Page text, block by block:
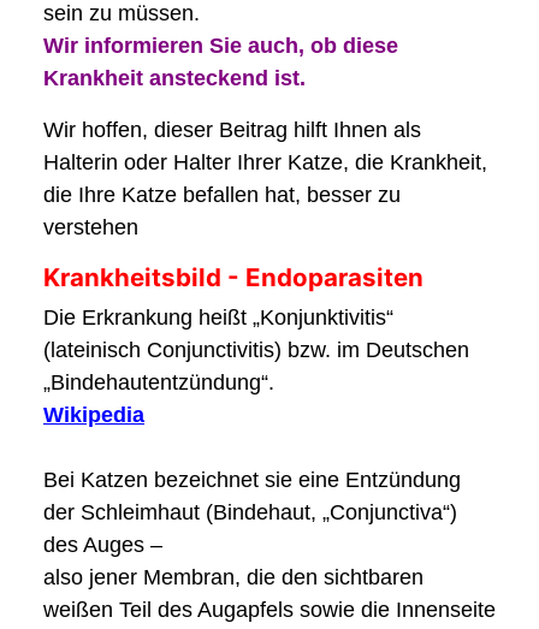
sein zu müssen.
Wir informieren Sie auch, ob diese
Krankheit ansteckend ist.
Wir hoffen, dieser Beitrag hilft Ihnen als
Halterin oder Halter Ihrer Katze, die Krankheit,
die Ihre Katze befallen hat, besser zu
verstehen
Krankheitsbild - Endoparasiten
Die Erkrankung heißt „Konjunktivitis“
(lateinisch Conjunctivitis) bzw. im Deutschen
„Bindehautentzündung“.
Wikipedia
Bei Katzen bezeichnet sie eine Entzündung
der Schleimhaut (Bindehaut, „Conjunctiva“)
des Auges –
also jener Membran, die den sichtbaren
weißen Teil des Augapfels sowie die Innenseite